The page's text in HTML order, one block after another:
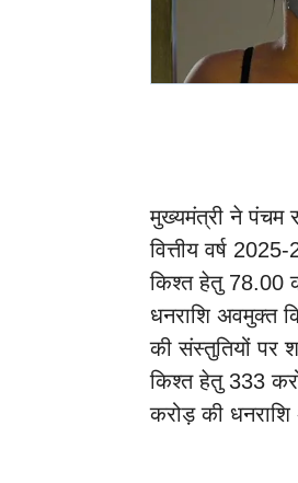
मुख्यमंत्री ने पंचम
वित्तीय वर्ष
किश्त हेतु 78.00
धनराशि अवमुक्त
की संस्तुतियों पर
किश्त हेतु 333
करोड़ की